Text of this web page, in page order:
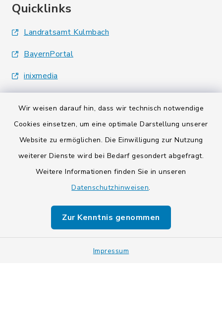
Wir weisen darauf hin, dass wir technisch notwendige
Cookies einsetzen, um eine optimale Darstellung unserer
Website zu ermöglichen. Die Einwilligung zur Nutzung
weiterer Dienste wird bei Bedarf gesondert abgefragt.
Weitere Informationen finden Sie in unseren
Datenschutzhinweisen.
Zur Kenntnis genommen
Impressum
Quicklinks
Landratsamt Kulmbach
BayernPortal
inixmedia
Barrierefreiheit
Impressum
Sitemap